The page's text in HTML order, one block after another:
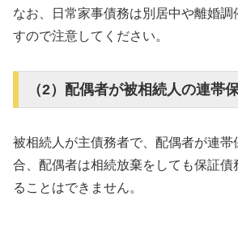
なお、日常家事債務は別居中や離婚調
すので注意してください。
（2）配偶者が被相続人の連帯
被相続人が主債務者で、配偶者が連帯
合、配偶者は相続放棄をしても保証債
ることはできません。